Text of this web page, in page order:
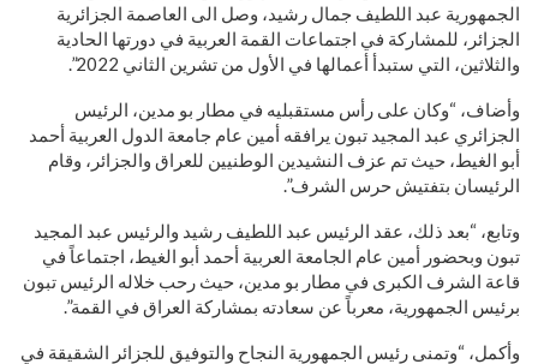
الجمهورية عبد اللطيف جمال رشيد، وصل الى العاصمة الجزائرية
الجزائر، للمشاركة في اجتماعات القمة العربية في دورتها الحادية
والثلاثين، التي ستبدأ أعمالها في الأول من تشرين الثاني 2022”.
وأضاف، “وكان على رأس مستقبليه في مطار بو مدين، الرئيس
الجزائري عبد المجيد تبون يرافقه أمين عام جامعة الدول العربية أحمد
أبو الغيط، حيث تم عزف النشيدين الوطنيين للعراق والجزائر، وقام
الرئيسان بتفتيش حرس الشرف”.
وتابع، “بعد ذلك، عقد الرئيس عبد اللطيف رشيد والرئيس عبد المجيد
تبون وبحضور أمين عام الجامعة العربية أحمد أبو الغيط، اجتماعاً في
قاعة الشرف الكبرى في مطار بو مدين، حيث رحب خلاله الرئيس تبون
برئيس الجمهورية، معرباً عن سعادته بمشاركة العراق في القمة”.
وأكمل، “وتمنى رئيس الجمهورية النجاح والتوفيق للجزائر الشقيقة في